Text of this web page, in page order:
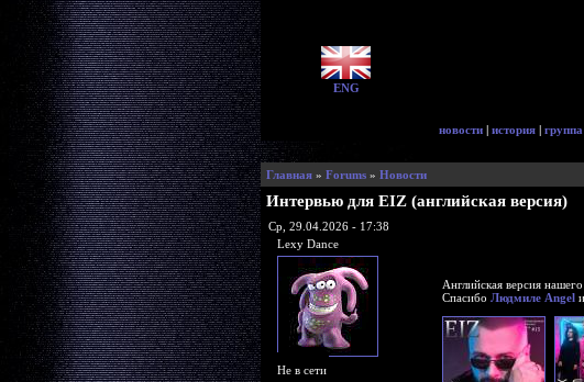
ENG
новости | история | группа
Главная » Forums » Новости
Интервью для EIZ (английская версия)
Ср, 29.04.2026 - 17:38
Lexy Dance
Не в сети
Английская версия
Спасибо Людмиле Angel и